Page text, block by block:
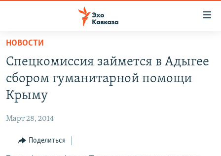
Вернуться
основному
содержанию
Вернутся
главной
навигации
Вернутся
ТБИЛИСИ
СУХУМИ
ВЕСЬ КАВКАЗ
СЕВЕРНЫЙ КАВКАЗ
ТЕМЫ
НОВОСТИ
Спецкомиссия займется в Адыгее
сбором гуманитарной помощи
Крыму
Март 28, 2014
Поделиться